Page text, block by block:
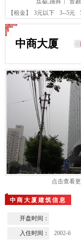
马甸-德胜 | 首
【租金】
3元以下 3--5元
中商大厦
点击查看
中商大厦建筑信息
开盘时间：
入住时间： 2002-6